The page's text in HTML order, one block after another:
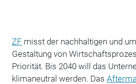
ZF misst der nachhaltigen und
Gestaltung von
Priorität. Bis 2040 will das
klimaneutral werden. Das